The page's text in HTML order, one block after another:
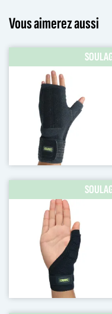
Vous aimerez aussi